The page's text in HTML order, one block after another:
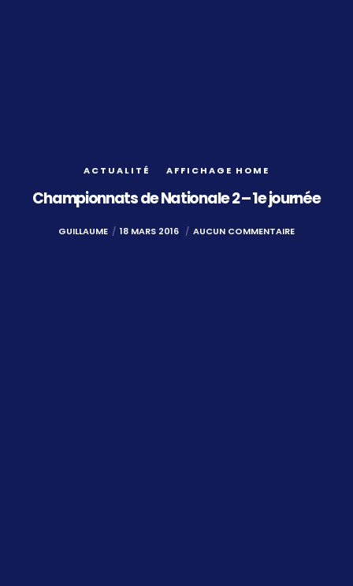
ACTUALITÉ AFFICHAGE HOME
Championnats de Nationale 2 – 1e journée
GUILLAUME 18 MARS 2016 AUCUN COMMENTAIRE